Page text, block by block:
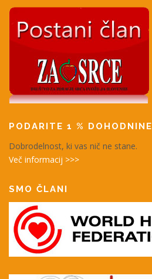
PODARITE 1 % DOHODNINE
Dobrodelnost, ki vas nič ne stane.
Več informacij >>>
SMO ČLANI